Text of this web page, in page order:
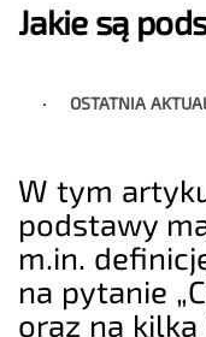
Jakie są
OSTATNIA
W tym
podstawy
m.in.
na pytanie
oraz na kilka